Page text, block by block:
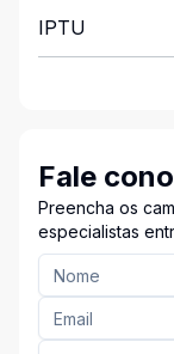
IPTU
Fale
Preencha os
especialistas